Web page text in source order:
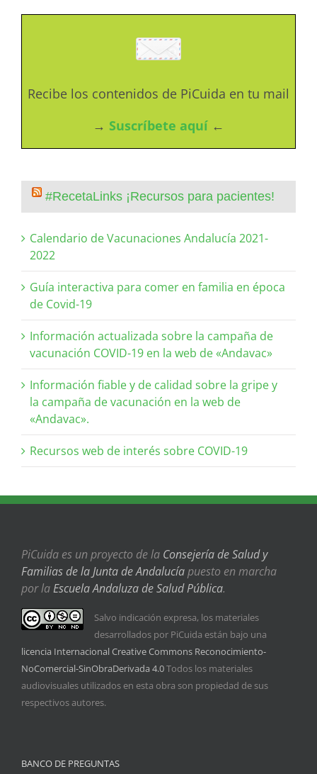
Recibe los contenidos de PiCuida en tu mail
→ Suscríbete aquí ←
#RecetaLinks ¡Recursos para pacientes!
Calendario de Vacunaciones Andalucía 2021-
2022
Guía interactiva para comer en familia en época
de Covid-19
Información actualizada sobre la campaña de
vacunación COVID-19 en la web de «Andavac»
Información fiable y de calidad sobre la gripe y
la campaña de vacunación en la web de
«Andavac».
Recursos web de interés sobre COVID-19
PiCuida es un proyecto de la Consejería de Salud y
Familias de la Junta de Andalucíapuesto en marcha
por laEscuela Andaluza de Salud Pública.
Salvo indicación expresa, los materiales
desarrollados por PiCuida están bajo una
licencia Internacional Creative Commons Reconocimiento-
NoComercial-SinObraDerivada 4.0Todos los materiales
audiovisuales utilizados en esta obra son propiedad de sus
respectivos autores.
BANCO DE PREGUNTAS